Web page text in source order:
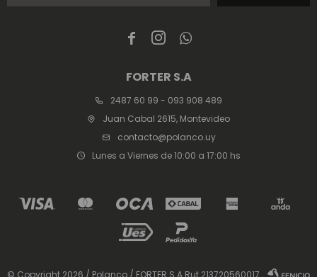
  
FORTER S.A
2487 60 99 - 093 908 489
Juan Cabal 2615, Montevideo
contacto@polanco.uy
Lunes a Viernes de 10:00 a 17:00 hs
© Copyright 2026 / Polanco / FORTER S.A Rut 213720560017